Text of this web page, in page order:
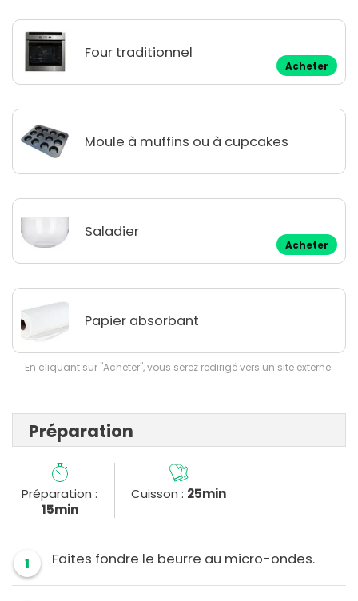
Four traditionnel
Acheter
Moule à muffins ou à cupcakes
Saladier
Acheter
Papier absorbant
En cliquant sur "Acheter", vous serez redirigé vers un site externe.
Préparation
Préparation :
15min
Cuisson : 25min
1 Faites fondre le beurre au micro-ondes.